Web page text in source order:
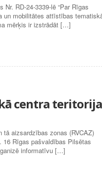
RD-24-3339-lē “Par Rīgas
un mobilitātes attīstības
mērķis ir izstrādāt […]
centra
tā aizsardzības zonas (RVCAZ)
16 Rīgas pašvaldības Pilsētas
informatīvu […]